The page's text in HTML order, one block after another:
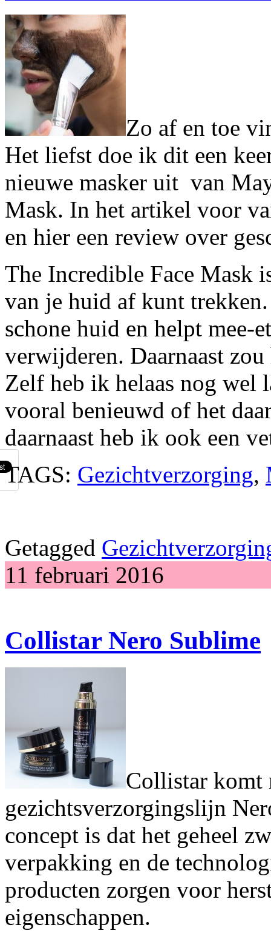
Zo af en toe
Het liefst doe ik dit een
nieuwe masker uit van
Mask. In het artikel voor
en hier een review over
The Incredible Face Mask
van je huid af kunt
schone huid en helpt mee-
verwijderen. Daarnaast
Zelf heb ik helaas nog wel
vooral benieuwd of het
daarnaast heb ik ook een
TAGS: Gezichtverzorging,
Getagged
11 februari 2016
Collistar Nero Sublime
Collistar komt
gezichtsverzorgingslijn
concept is dat het geheel
verpakking en de
producten zorgen voor
eigenschappen.